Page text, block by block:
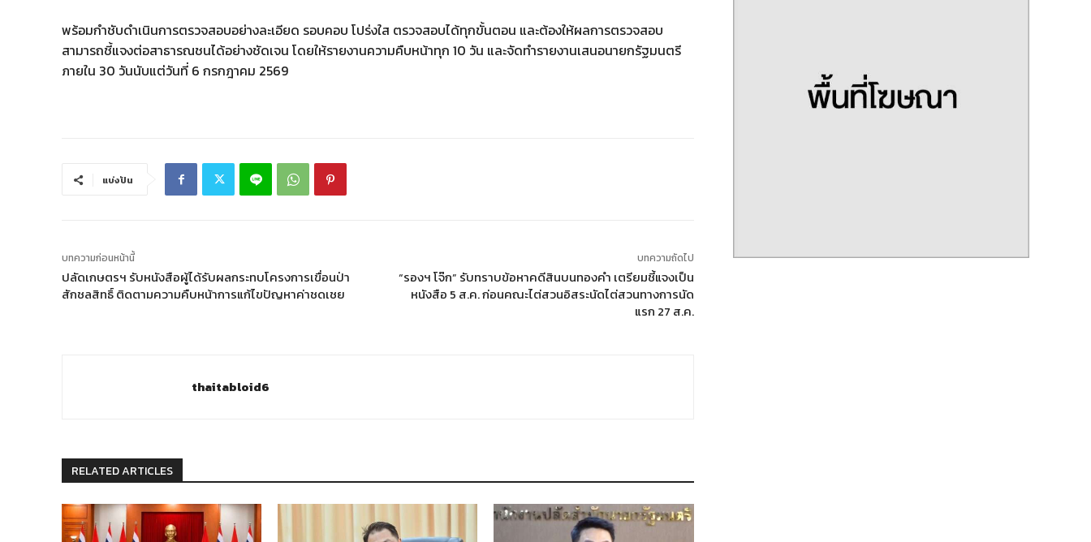
พร้อมกำชับดำเนินการตรวจสอบอย่างละเอียด รอบคอบ โปร่งใส ตรวจสอบได้ทุกขั้นตอน และต้องให้ผลการตรวจสอบ
สามารถชี้แจงต่อสาธารณชนได้อย่างชัดเจน โดยให้รายงานความคืบหน้าทุก 10 วัน และจัดทำรายงานเสนอนายกรัฐมนตรี
ภายใน 30 วันนับแต่วันที่ 6 กรกฎาคม 2569
แบ่งปัน
บทความก่อนหน้านี้
ปลัดเกษตรฯ รับหนังสือผู้ได้รับผลกระทบโครงการเขื่อนป่า
สักชลสิทธิ์ ติดตามความคืบหน้าการแก้ไขปัญหาค่าชดเชย
บทความถัดไป
“รองฯ โจ๊ก” รับทราบข้อหาคดีสินบนทองคำ เตรียมชี้แจงเป็น
หนังสือ 5 ส.ค. ก่อนคณะไต่สวนอิสระนัดไต่สวนทางการนัด
แรก 27 ส.ค.
thaitabloid6
RELATED ARTICLES